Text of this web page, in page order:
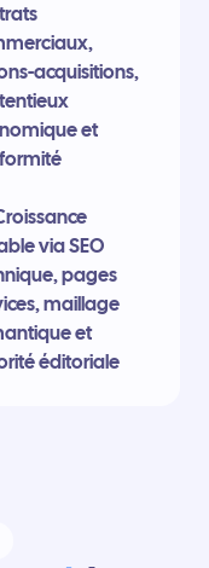
acquisitions,
et
via SEO
pages
maillage
et
éditoriale